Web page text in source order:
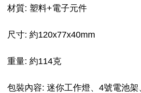
材質: 塑料+電子元件
尺寸: 約120x77x40mm
重量: 約114克
包裝內容: 迷你工作燈、4號電池